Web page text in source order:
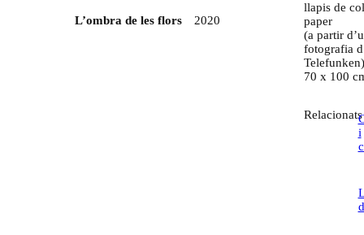
L’ombra de les flors 2020
llapis de
paper
(a partir
fotografia
Telefunken)
70 x 100
Relacionats
i